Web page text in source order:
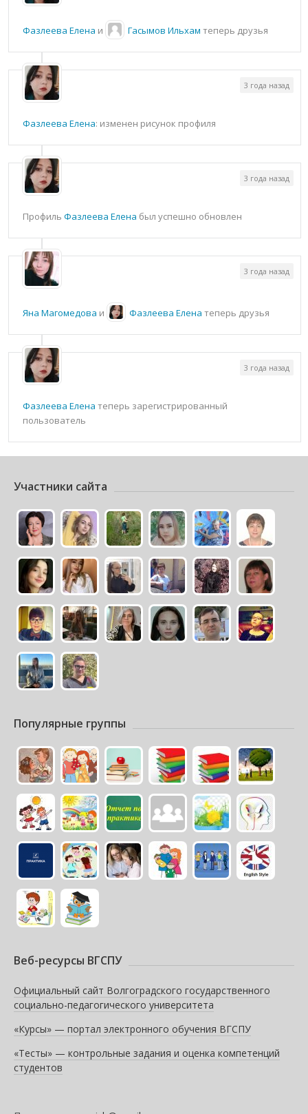
Фазлеева Елена и Гасымов Ильхам теперь друзья
Фазлеева Елена: изменен рисунок профиля
3 года назад
Профиль Фазлеева Елена был успешно обновлен
3 года назад
Яна Магомедова и Фазлеева Елена теперь друзья
3 года назад
Фазлеева Елена теперь зарегистрированный
пользователь
3 года назад
Участники сайта
Популярные группы
Веб-ресурсы ВГСПУ
Официальный сайт Волгоградского государственного
социально-педагогического университета
«Курсы» — портал электронного обучения ВГСПУ
«Тесты» — контрольные задания и оценка компетенций
студентов